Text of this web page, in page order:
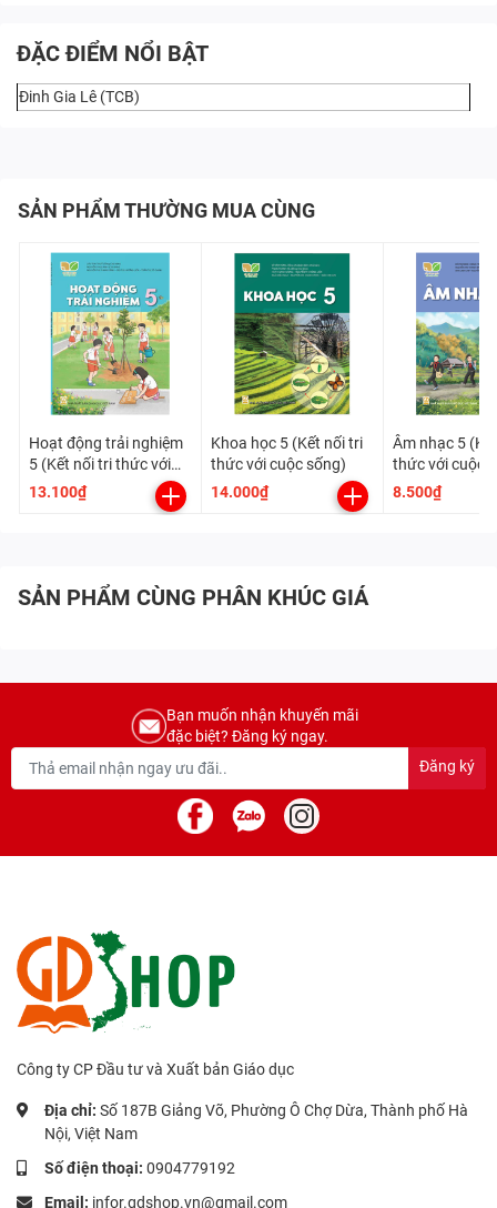
ĐẶC ĐIỂM NỔI BẬT
Đinh Gia Lê (TCB)
SẢN PHẨM THƯỜNG MUA CÙNG
Hoạt động trải nghiệm
5 (Kết nối tri thức với
cuộc sống)
13.100₫
Khoa học 5 (Kết nối tri
thức với cuộc sống)
14.000₫
Âm nhạc 5
thức với cuộc
8.500₫
SẢN PHẨM CÙNG PHÂN KHÚC GIÁ
Bạn muốn nhận khuyến mãi
đặc biệt? Đăng ký ngay.
Đăng ký
Công ty CP Đầu tư và Xuất bản Giáo dục
Địa chỉ: Số 187B Giảng Võ, Phường Ô Chợ Dừa, Thành phố Hà
Nội, Việt Nam
Số điện thoại: 0904779192
Email: infor.gdshop.vn@gmail.com